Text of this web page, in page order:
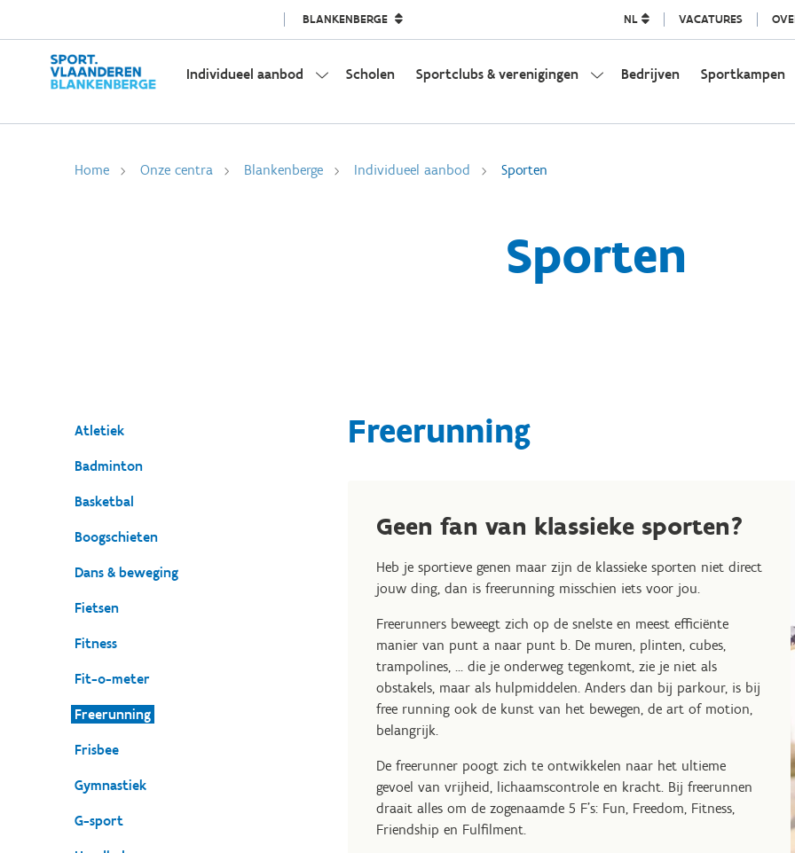
BLANKENBERGE NL VACATURES
Individueel aanbod Scholen Sportclubs & verenigingen Bedrijven Sportkampen
Home Onze centra Blankenberge Individueel aanbod Sporten
Sporten
Atletiek
Badminton
Basketbal
Boogschieten
Dans & beweging
Fietsen
Fitness
Fit-o-meter
Freerunning
Frisbee
Gymnastiek
G-sport
Freerunning
Geen fan van klassieke sporten?
Heb je sportieve genen maar zijn de klassieke sporten niet direct
jouw ding, dan is freerunning misschien iets voor jou.
Freerunners beweegt zich op de snelste en meest efficiënte
manier van punt a naar punt b. De muren, plinten, cubes,
trampolines, ... die je onderweg tegenkomt, zie je niet als
obstakels, maar als hulpmiddelen. Anders dan bij parkour, is bij
free running ook de kunst van het bewegen, de art of motion,
belangrijk.
De freerunner poogt zich te ontwikkelen naar het ultieme
gevoel van vrijheid, lichaamscontrole en kracht. Bij freerunnen
draait alles om de zogenaamde 5 F’s: Fun, Freedom, Fitness,
Friendship en Fulfilment.